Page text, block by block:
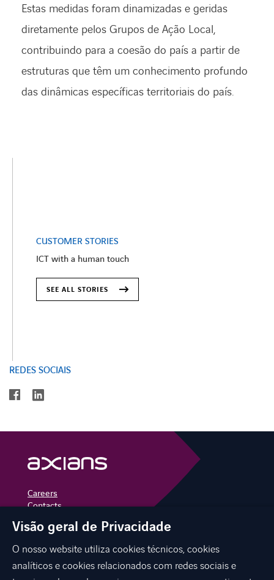
CUSTOMER STORIES
ICT with a human touch
SEE ALL STORIES
Estas medidas foram dinamizadas e geridas
diretamente pelos Grupos de Ação Local,
contribuindo para a coesão do país a partir de
estruturas que têm um conhecimento profundo
das dinâmicas específicas territoriais do país.
REDES SOCIAIS
facebook
Careers
Contacts
linkedin
Visão geral de Privacidade
O nosso website utiliza cookies técnicos, cookies
analíticos e cookies relacionados com redes sociais e